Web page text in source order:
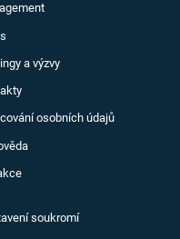
a výzvy
osobních údajů
soukromí